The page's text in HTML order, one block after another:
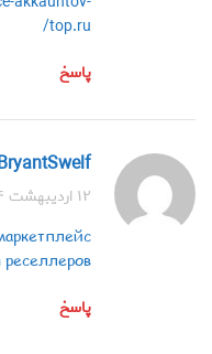
top.ru/
پاسخ
BryantSwelf
۱۲ اردیبهشت ۱۴۰۴ در ۱۰:۵۱ ق.ظ
реселлеров
پاسخ